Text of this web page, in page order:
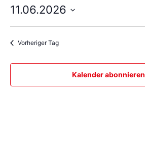
11.06.2026
wählen.
Vorheriger Tag
Kalender abonnieren